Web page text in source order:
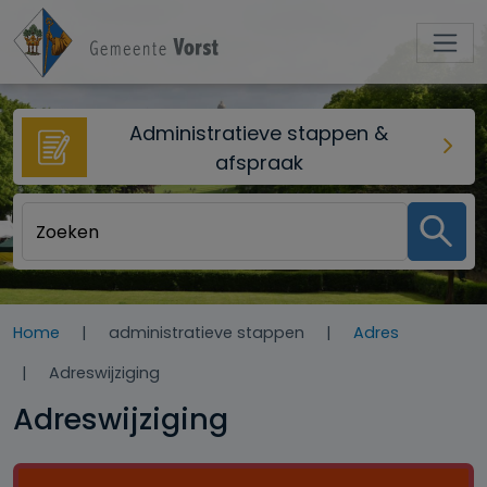
Overslaan en naar de inhoud gaan
Administratieve stappen &
afspraak
Home administratieve stappen
Adres
Adreswijziging
Adreswijziging
Call to action